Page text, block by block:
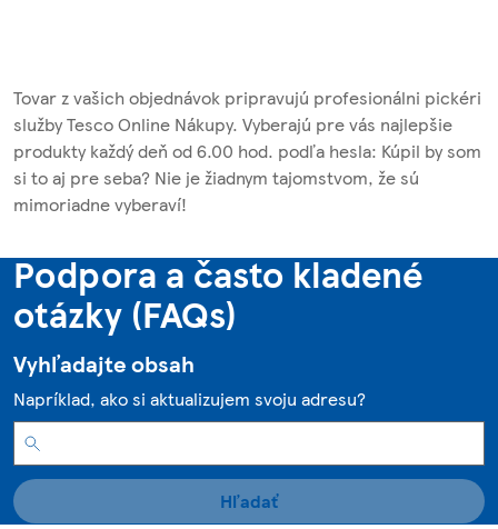
Tovar z vašich objednávok pripravujú profesionálni pickéri
služby Tesco Online Nákupy. Vyberajú pre vás najlepšie
produkty každý deň od 6.00 hod. podľa hesla: Kúpil by som
si to aj pre seba? Nie je žiadnym tajomstvom, že sú
mimoriadne vyberaví!
Podpora a často kladené
otázky (FAQs)
Vyhľadajte obsah
Napríklad, ako si aktualizujem svoju adresu?
Hľadať